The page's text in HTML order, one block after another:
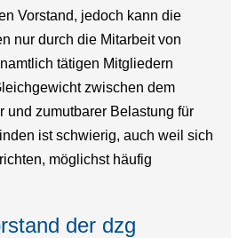
Vorstand, jedoch kann die
nur durch die Mitarbeit von
tätigen Mitgliedern
zwischen dem
und zumutbarer Belastung für
ist schwierig, auch weil sich
möglichst häufig
der dzg